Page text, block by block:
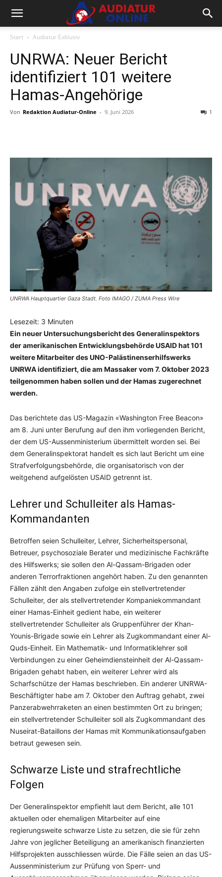
Start Audiatur Exklusiv
UNRWA: Neuer Bericht
identifiziert 101 weitere
Hamas-Angehörige
Von Redaktion Audiatur-Online - 9. Juni 2026 1
UNRWA Hauptquartier Gaza Stadt. Foto IMAGO / ZUMA Press Wire
Lesezeit: 3 Minuten
Ein neuer Untersuchungsbericht des Generalinspektors
der amerikanischen Entwicklungsbehörde USAID hat 101
weitere Mitarbeiter des UNO-Palästinenserhilfswerks
UNRWA identifiziert, die am Massaker vom 7. Oktober 2023
teilgenommen haben sollen und der Hamas zugerechnet
werden.
Das berichtete das US-Magazin «Washington Free Beacon»
am 8. Juni unter Berufung auf den ihm vorliegenden Bericht,
der dem US-Aussenministerium übermittelt worden sei. Bei
dem Generalinspektorat handelt es sich laut Bericht um eine
Strafverfolgungsbehörde, die organisatorisch von der
weitgehend aufgelösten USAID getrennt ist.
Lehrer und Schulleiter als Hamas-
Kommandanten
Betroffen seien Schulleiter, Lehrer, Sicherheitspersonal,
Betreuer, psychosoziale Berater und medizinische Fachkräfte
des Hilfswerks; sie sollen den Al-Qassam-Brigaden oder
anderen Terrorfraktionen angehört haben. Zu den genannten
Fällen zählt den Angaben zufolge ein stellvertretender
Schulleiter, der als stellvertretender Kompaniekommandant
einer Hamas-Einheit gedient habe, ein weiterer
stellvertretender Schulleiter als Gruppenführer der Khan-
Younis-Brigade sowie ein Lehrer als Zugkommandant einer Al-
Quds-Einheit. Ein Mathematik- und Informatiklehrer soll
Verbindungen zu einer Geheimdiensteinheit der Al-Qassam-
Brigaden gehabt haben, ein weiterer Lehrer wird als
Scharfschütze der Hamas beschrieben. Ein anderer UNRWA-
Beschäftigter habe am 7. Oktober den Auftrag gehabt, zwei
Panzerabwehrraketen an einen bestimmten Ort zu bringen;
ein stellvertretender Schulleiter soll als Zugkommandant des
Nuseirat-Bataillons der Hamas mit Kommunikationsaufgaben
betraut gewesen sein.
Schwarze Liste und strafrechtliche
Folgen
Der Generalinspektor empfiehlt laut dem Bericht, alle 101
aktuellen oder ehemaligen Mitarbeiter auf eine
regierungsweite schwarze Liste zu setzen, die sie für zehn
Jahre von jeglicher Beteiligung an amerikanisch finanzierten
Hilfsprojekten ausschliessen würde. Die Fälle seien an das US-
Aussenministerium zur Prüfung von Sperr- und